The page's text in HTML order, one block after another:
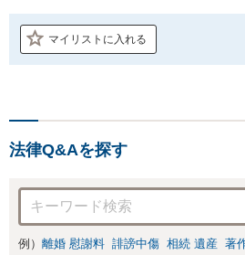
マイリストに入れる
法律Q&Aを探す
例） 離婚 慰謝料 誹謗中傷 相続 遺産 著